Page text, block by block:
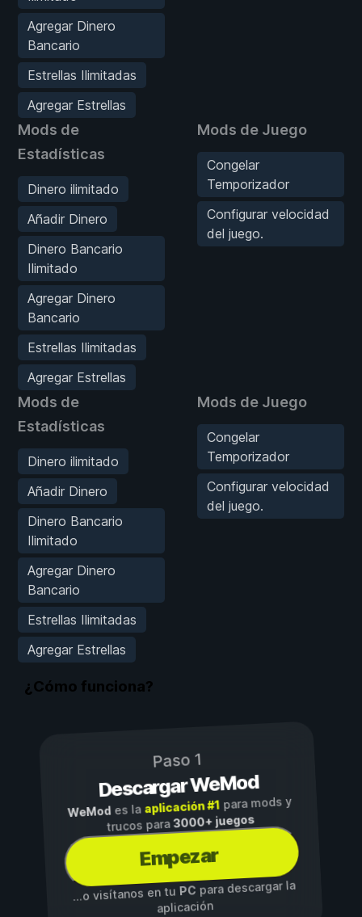
Agregar Dinero
Bancario
Estrellas Ilimitadas
Agregar Estrellas
Mods de
Estadísticas
Dinero ilimitado
Añadir Dinero
Dinero Bancario
Ilimitado
Agregar Dinero
Bancario
Estrellas Ilimitadas
Agregar Estrellas
Mods de Juego
Congelar
Temporizador
Configurar velocidad
del juego.
Mods de
Estadísticas
Dinero ilimitado
Añadir Dinero
Dinero Bancario
Ilimitado
Agregar Dinero
Bancario
Estrellas Ilimitadas
Agregar Estrellas
Mods de Juego
Congelar
Temporizador
Configurar velocidad
del juego.
¿Cómo funciona?
Paso 1
Descargar WeMod
WeMod es la aplicación #1para mods y
trucos para3000+ juegos
Empezar
...o visítanos en tuPCpara descargar la
aplicación